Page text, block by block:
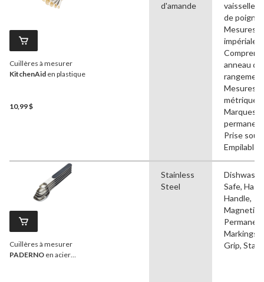
Cuillères à mesurer
KitchenAid en plastique
10,99 $
d'amande
vaisselle,
de
Mesures
impériales,
anneau de
Mesures
métriques,
Marques
Prise
Empilable
Cuillères à mesurer
PADERNO en acier
Stainless
Steel
Safe, Has
Handle,
Markings,
Grip,